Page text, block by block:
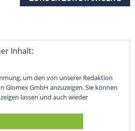
Inhalt:
um den von unserer Redaktion
Glomex GmbH anzuzeigen. Sie können
lassen und auch wieder